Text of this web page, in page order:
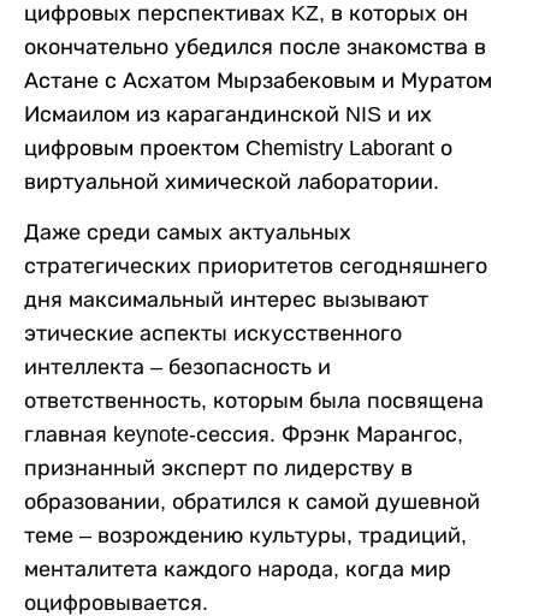
цифровых перспективах KZ, в которых он
окончательно убедился после знакомства в
Астане с Асхатом Мырзабековым и Муратом
Исмаилом из карагандинской NIS и их
цифровым проектом Chemistry Laborant о
виртуальной химической лаборатории.
Даже среди самых актуальных
стратегических приоритетов сегодняшнего
дня максимальный интерес вызывают
этические аспекты искусственного
интеллекта – безопасность и
ответственность, которым была посвящена
главная keynote-сессия. Фрэнк Марангос,
признанный эксперт по лидерству в
образовании, обратился к самой душевной
теме – возрождению культуры, традиций,
менталитета каждого народа, когда мир
оцифровывается.